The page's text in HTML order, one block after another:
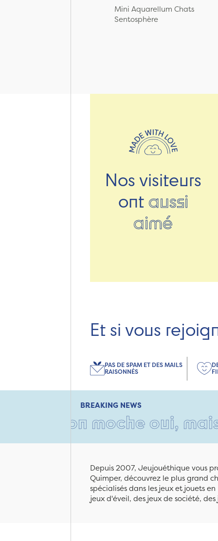
Mini Aquarellum Chats
Sentosphère
Nos visiteurs
ont aussi
aimé
Et si vous
PAS DE SPAM ET DES MAILS
RAISONNÉS
BREAKING NEWS
moche oui, mais
Depuis 2007, Jeujouéthique vous
Quimper, découvrez le plus grand
spécialisés dans les jeux et jouets
jeux d'éveil, des jeux de société,